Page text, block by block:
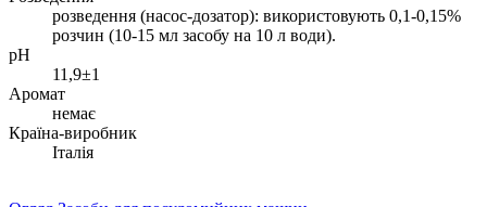
розведення (насос-дозатор): використовують 0,1-0,15%
розчин (10-15 мл засобу на 10 л води).
pH
11,9±1
Аромат
немає
Країна-виробник
Італія